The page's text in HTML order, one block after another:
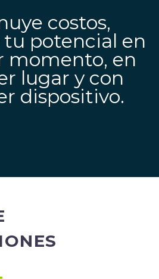
costos,
potencial en
momento, en
lugar y con
dispositivo.